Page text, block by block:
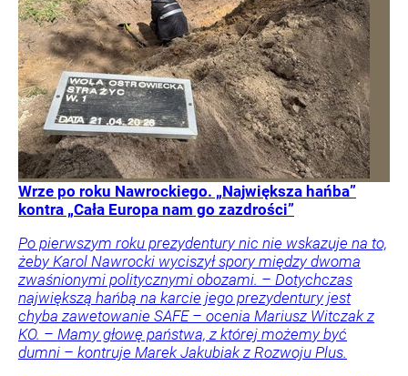
Wrze po roku Nawrockiego. „Największa hańba”
kontra „Cała Europa nam go zazdrości”
Po pierwszym roku prezydentury nic nie wskazuje na to,
żeby Karol Nawrocki wyciszył spory między dwoma
zwaśnionymi politycznymi obozami. – Dotychczas
największą hańbą na karcie jego prezydentury jest
chyba zawetowanie SAFE – ocenia Mariusz Witczak z
KO. – Mamy głowę państwa, z której możemy być
dumni – kontruje Marek Jakubiak z Rozwoju Plus.